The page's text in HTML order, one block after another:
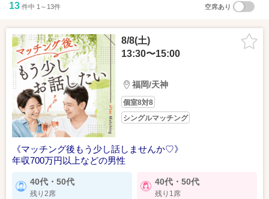
13 件中 1～13件 空席あり
8/8(土)
13:30〜15:00
福岡/天神
個室8対8
シングルマッチング
《マッチング後もう少し話しませんか♡》
年収700万円以上などの男性
40代・50代
残り2席
40代・50代
残り1席